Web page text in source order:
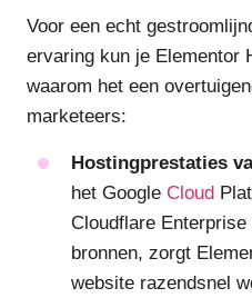
Voor een echt
ervaring kun je Elementor
waarom het een
marketeers:
Hostingprestaties
het Google Cloud
Cloudflare
bronnen, zorgt
website razendsnel